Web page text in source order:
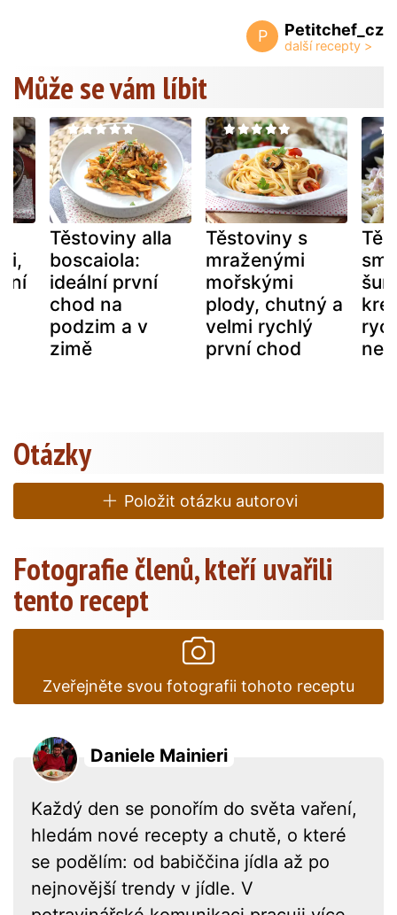
P Petitchef_cz
Může se vám líbit
Těstoviny alla
boscaiola:
ideální první
chod na
podzim a v
zimě
Těstoviny s
mraženými
mořskými
plody, chutný a
velmi rychlý
první chod
Otázky
Položit otázku autorovi
Fotografie členů, kteří uvařili
tento recept
Zveřejněte svou fotografii tohoto receptu
Daniele Mainieri
Každý den se ponořím do světa vaření,
hledám nové recepty a chutě, o které
se podělím: od babiččina jídla až po
nejnovější trendy v jídle. V